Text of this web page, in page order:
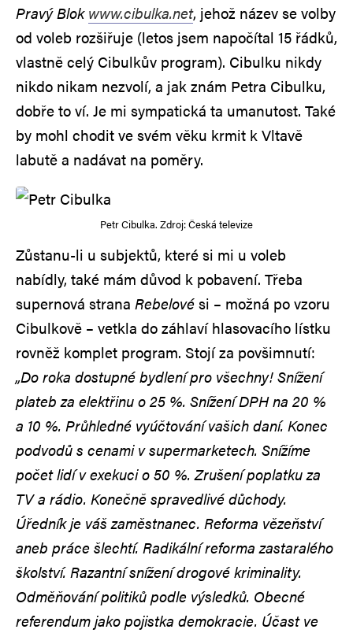
Pravý Blokwww.cibulka.net, jehož název se volby
od voleb rozšiřuje (letos jsem napočítal 15 řádků,
vlastně celý Cibulkův program). Cibulku nikdy
nikdo nikam nezvolí, a jak znám Petra Cibulku,
dobře to ví. Je mi sympatická ta umanutost. Také
by mohl chodit ve svém věku krmit k Vltavě
labutě a nadávat na poměry.
Petr Cibulka. Zdroj: Česká televize
Zůstanu-li u subjektů, které si mi u voleb
nabídly, také mám důvod k pobavení. Třeba
supernová strana Rebelovési – možná po vzoru
Cibulkově – vetkla do záhlaví hlasovacího lístku
rovněž komplet program. Stojí za povšimnutí:
„Do roka dostupné bydlení pro všechny! Snížení
plateb za elektřinu o 25 %. Snížení DPH na 20 %
a 10 %. Průhledné vyúčtování vašich daní. Konec
podvodů s cenami v supermarketech. Snížíme
počet lidí v exekuci o 50 %. Zrušení poplatku za
TV a rádio. Konečně spravedlivé důchody.
Úředník je váš zaměstnanec. Reforma vězeňství
aneb práce šlechtí. Radikální reforma zastaralého
školství. Razantní snížení drogové kriminality.
Odměňování politiků podle výsledků. Obecné
referendum jako pojistka demokracie. Účast ve